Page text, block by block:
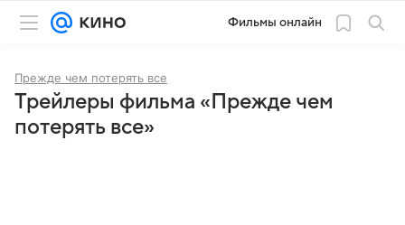
Фильмы онлайн
Прежде чем потерять все
Трейлеры фильма «Прежде чем
потерять все»